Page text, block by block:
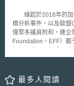
的系統，究竟於實務
仍屬概要而不確定，不
進行監督。是以歐盟本
指引，目的在明確化規
受有害操控與剝削影響的群體。 （二）禁止施行本行
緣起於2016年的加
橋分析事件，以及歐盟
僅眾多議員附和，連
Foundation，EFF）都予以支持。 加密法案的
發商、銷售商或供應商
應用後的內容。 各州州政府不得禁止加密或類似安全功能的產品或服務，
最多人閱讀